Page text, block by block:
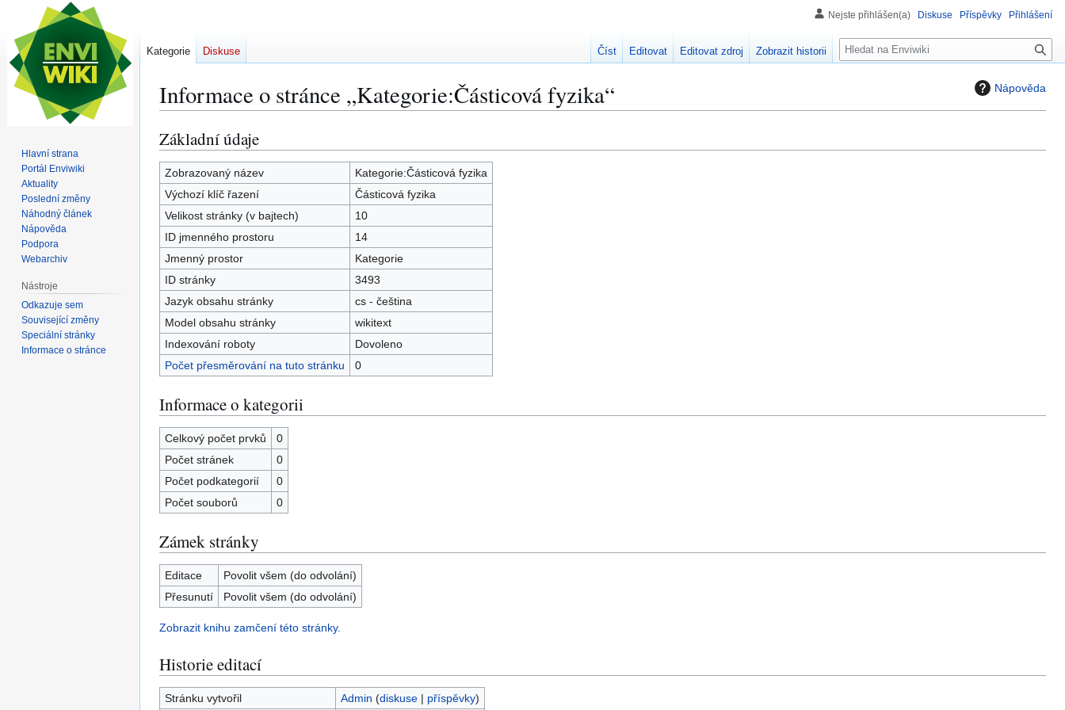
Nápověda
Informace o stránce „Kategorie:Částicová fyzika“
Skočit
na
navigaci
Skočit
na
vyhledávání
Základní údaje
Zobrazovaný název
Kategorie:Částicová fyzika
Výchozí klíč řazení
Částicová fyzika
Velikost stránky (v bajtech)
10
ID jmenného prostoru
14
Jmenný prostor
Kategorie
ID stránky
3493
Jazyk obsahu stránky
cs - čeština
Model obsahu stránky
wikitext
Indexování roboty
Dovoleno
Počet přesměrování na tuto stránku
0
Informace o kategorii
Celkový počet prvků
0
Počet stránek
0
Počet podkategorií
0
Počet souborů
0
Zámek stránky
Editace
Povolit všem (do odvolání)
Přesunutí
Povolit všem (do odvolání)
Zobrazit knihu zamčení této stránky.
Historie editací
Stránku vytvořil Admin (diskuse| příspěvky)
Nejste přihlášen(a) Diskuse Příspěvky Přihlášení
Kategorie Diskuse Číst Editovat Editovat zdroj Zobrazit historii
H
l
á
í
Hlavní strana
Portál Enviwiki
Aktuality
Poslední změny
Náhodný článek
Nápověda
Podpora
Webarchiv
Nástroje
Odkazuje sem
Související změny
Speciální stránky
Informace o stránce